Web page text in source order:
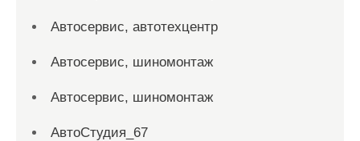
Автосервис, автотехцентр
Автосервис, шиномонтаж
Автосервис, шиномонтаж
АвтоСтудия_67